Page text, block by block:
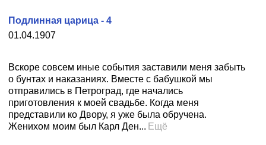
01.04.1907
Подлинная царица - 4
Вскоре совсем иные события заставили меня забыть
о бунтах и наказаниях. Вместе с бабушкой мы
отправились в Петроград, где начались
приготовления к моей свадьбе. Когда меня
представили ко Двору, я уже была обручена.
Женихом моим был Карл Ден... Ещё